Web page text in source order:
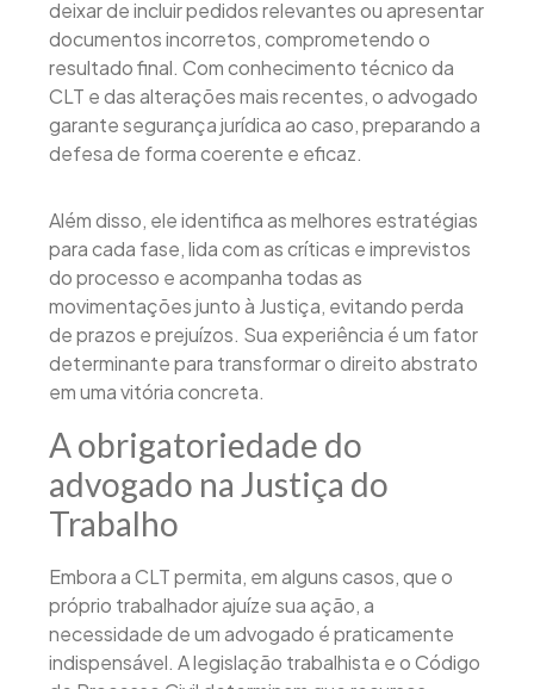
deixar de incluir pedidos relevantes ou apresentar
documentos incorretos, comprometendo o
resultado final. Com conhecimento técnico da
CLT e das alterações mais recentes, o advogado
garante segurança jurídica ao caso, preparando a
defesa de forma coerente e eficaz.
Além disso, ele identifica as melhores estratégias
para cada fase, lida com as críticas e imprevistos
do processo e acompanha todas as
movimentações junto à Justiça, evitando perda
de prazos e prejuízos. Sua experiência é um fator
determinante para transformar o direito abstrato
em uma vitória concreta.
A obrigatoriedade do
advogado na Justiça do
Trabalho
Embora a CLT permita, em alguns casos, que o
próprio trabalhador ajuíze sua ação, a
necessidade de um advogado é praticamente
indispensável. A legislação trabalhista e o Código